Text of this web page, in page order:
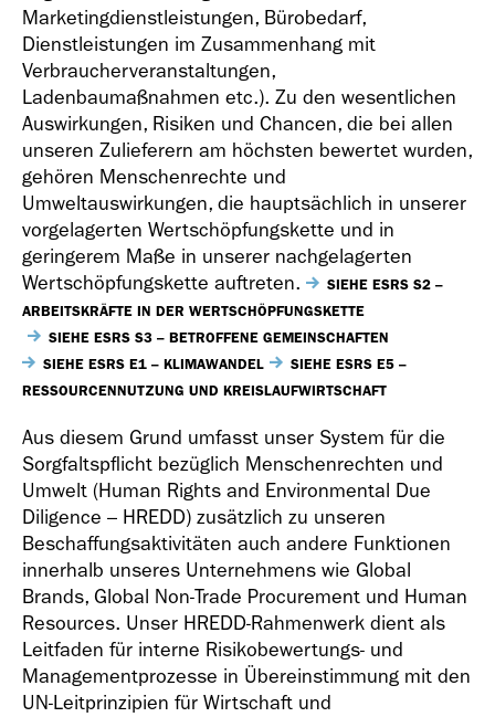
Marketingdienstleistungen, Bürobedarf,
Dienstleistungen im Zusammenhang mit
Verbraucherveranstaltungen,
Ladenbaumaßnahmen etc.). Zu den wesentlichen
Auswirkungen, Risiken und Chancen, die bei allen
unseren Zulieferern am höchsten bewertet wurden,
gehören Menschenrechte und
Umweltauswirkungen, die hauptsächlich in unserer
vorgelagerten Wertschöpfungskette und in
geringerem Maße in unserer nachgelagerten
Wertschöpfungskette auftreten.
SIEHE ESRS S2 –
ARBEITSKRÄFTE IN DER WERTSCHÖPFUNGSKETTE
SIEHE ESRS S3 – BETROFFENE GEMEINSCHAFTEN
SIEHE ESRS E1 – KLIMAWANDEL
SIEHE ESRS E5 –
RESSOURCENNUTZUNG UND KREISLAUFWIRTSCHAFT
Aus diesem Grund umfasst unser System für die
Sorgfaltspflicht bezüglich Menschenrechten und
Umwelt (Human Rights and Environmental Due
Diligence – HREDD) zusätzlich zu unseren
Beschaffungsaktivitäten auch andere Funktionen
innerhalb unseres Unternehmens wie Global
Brands, Global Non-Trade Procurement und Human
Resources. Unser HREDD-Rahmenwerk dient als
Leitfaden für interne Risikobewertungs- und
Managementprozesse in Übereinstimmung mit den
UN-Leitprinzipien für Wirtschaft und